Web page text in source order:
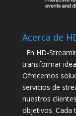
Acerca de
En HD-
transformar
Ofrecemos
servicios de
nuestros
objetivos. Cada